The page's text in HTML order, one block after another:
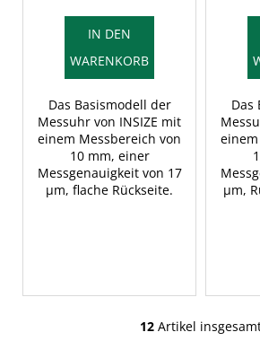
IN DEN
WARENKORB
Das Basismodell der
Messuhr von INSIZE mit
einem Messbereich von
10 mm, einer
Messgenauigkeit von 17
µm, flache Rückseite.
Das
µm,
S
12 Artikel